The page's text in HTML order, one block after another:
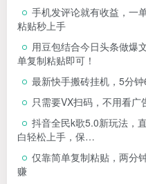
手机发评论就有收益，一
粘贴秒上手
用豆包结合今日头条做爆
单复制粘贴即可！
最新快手搬砖挂机，5分
只需要VX扫码，不用看广
抖音全民k歌5.0新玩法，
白轻松上手，保…
仅靠简单复制粘贴，两分
赚